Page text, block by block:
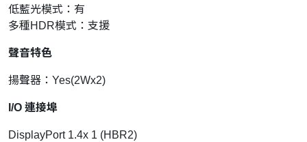
低藍光模式：有
多種HDR模式：支援
聲音特色
揚聲器：Yes(2Wx2)
I/O 連接埠
DisplayPort 1.4x 1 (HBR2)